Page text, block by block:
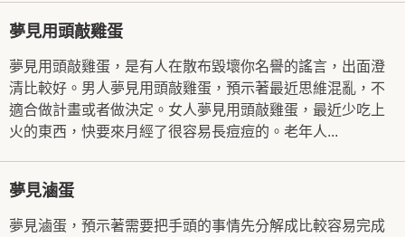
夢見用頭敲雞蛋
夢見用頭敲雞蛋，是有人在散布毀壞你名譽的謠言，出面澄
清比較好。男人夢見用頭敲雞蛋，預示著最近思維混亂，不
適合做計畫或者做決定。女人夢見用頭敲雞蛋，最近少吃上
火的東西，快要來月經了很容易長痘痘的。老年人...
夢見滷蛋
夢見滷蛋，預示著需要把手頭的事情先分解成比較容易完成